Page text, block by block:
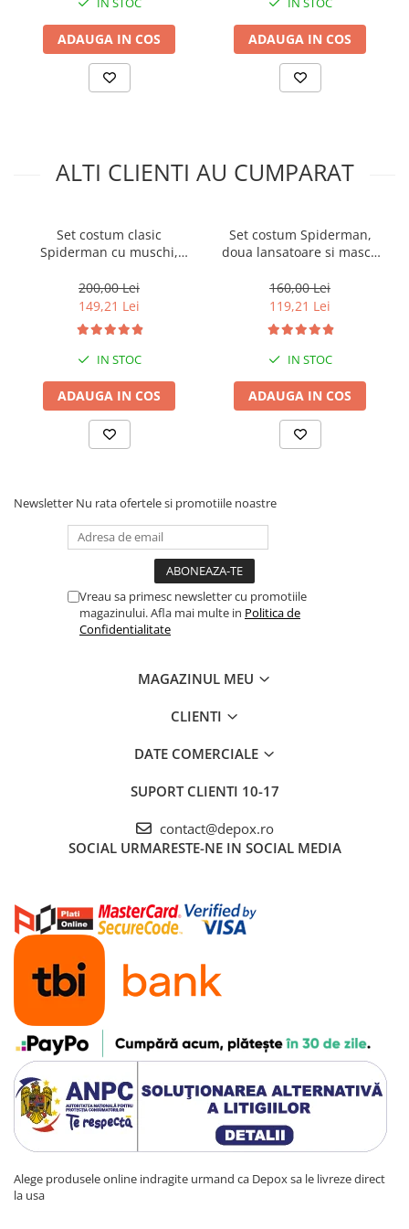
ADAUGA IN COS ADAUGA IN COS
ALTI CLIENTI AU CUMPARAT
Set costum clasic
Spiderman cu muschi,
masca LED, 110-120 cm, 5-7
ani
200,00 Lei
149,21 Lei
IN STOC
ADAUGA IN COS
Set costum Spiderman,
doua lansatoare si masca
cm, 3-5 ani
160,00 Lei
119,21 Lei
IN STOC
ADAUGA IN COS
Newsletter Nu rata ofertele si promotiile noastre
Vreau sa primesc newsletter cu promotiile
magazinului. Afla mai multe in Politica de
Confidentialitate
MAGAZINUL MEU
CLIENTI
DATE COMERCIALE
SUPORT CLIENTI 10-17
contact@depox.ro
SOCIAL URMARESTE-NE IN SOCIAL MEDIA
Alege produsele online indragite urmand ca Depox sa le livreze direct
la usa